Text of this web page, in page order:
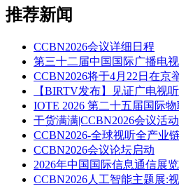
推荐新闻
CCBN2026会议详细日程
第三十二届中国国际广播电
CCBN2026将于4月22日在京
【BIRTV发布】见证广电视
IOTE 2026 第二十五届国际
干货满满|CCBN2026会议活
CCBN2026-全球视听全产业
CCBN2026会议论坛启动
2026年中国国际信息通信展
CCBN2026人工智能主题展: